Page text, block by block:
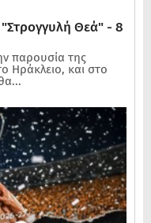
Θεά" - 8
παρουσία της
Ηράκλειο, και στο